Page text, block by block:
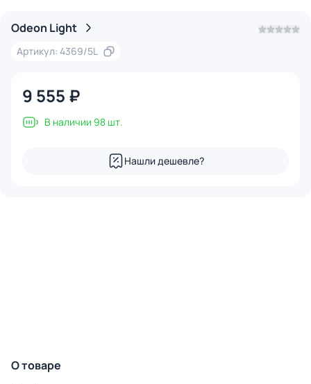
Odeon Light
Артикул: 4369/5L
9 555 ₽
В наличии 98 шт.
Нашли дешевле?
О товаре